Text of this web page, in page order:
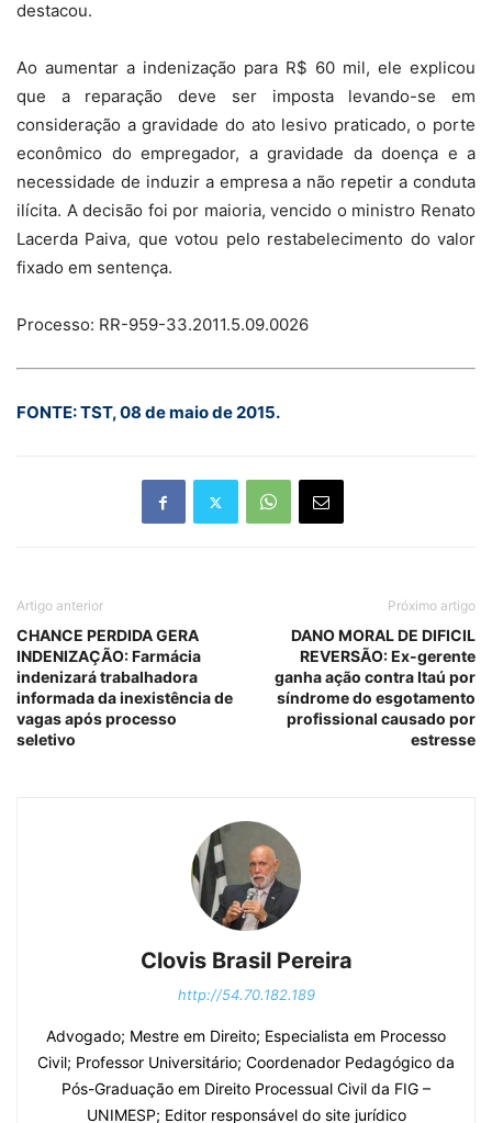
destacou.
Ao aumentar a indenização para R$ 60 mil, ele explicou
que a reparação deve ser imposta levando-se em
consideração a gravidade do ato lesivo praticado, o porte
econômico do empregador, a gravidade da doença e a
necessidade de induzir a empresa a não repetir a conduta
ilícita. A decisão foi por maioria, vencido o ministro Renato
Lacerda Paiva, que votou pelo restabelecimento do valor
fixado em sentença.
Processo: RR-959-33.2011.5.09.0026
FONTE: TST, 08 de maio de 2015.
Artigo anterior
CHANCE PERDIDA GERA
INDENIZAÇÃO: Farmácia
indenizará trabalhadora
informada da inexistência de
vagas após processo
seletivo
Próximo artigo
DANO MORAL DE DIFICIL
REVERSÃO: Ex-gerente
ganha ação contra Itaú por
síndrome do esgotamento
profissional causado por
estresse
Clovis Brasil Pereira
http://54.70.182.189
Advogado; Mestre em Direito; Especialista em Processo
Civil; Professor Universitário; Coordenador Pedagógico da
Pós-Graduação em Direito Processual Civil da FIG –
UNIMESP; Editor responsável do site jurídico